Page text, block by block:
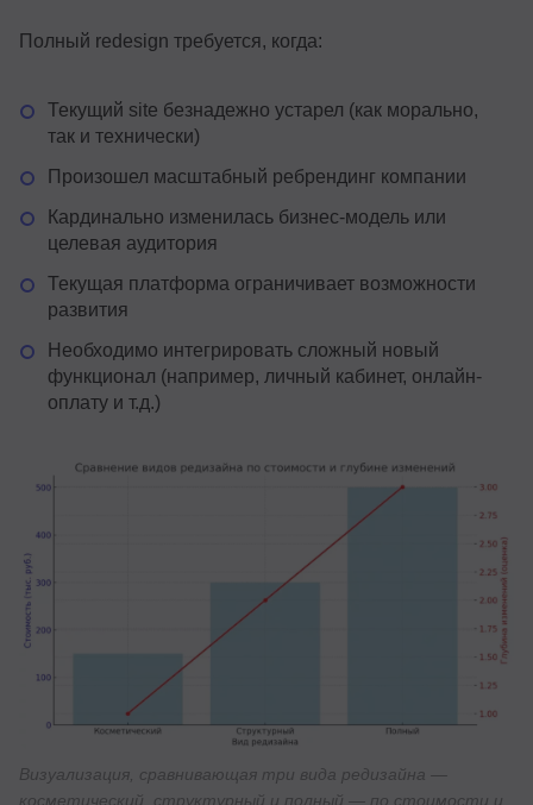
Полный redesign требуется, когда:
Текущий site безнадежно устарел (как морально,
так и технически)
Произошел масштабный ребрендинг компании
Кардинально изменилась бизнес-модель или
целевая аудитория
Текущая платформа ограничивает возможности
развития
Необходимо интегрировать сложный новый
функционал (например, личный кабинет, онлайн-
оплату и т.д.)
Визуализация, сравнивающая три вида редизайна —
косметический, структурный и полный — по стоимости и